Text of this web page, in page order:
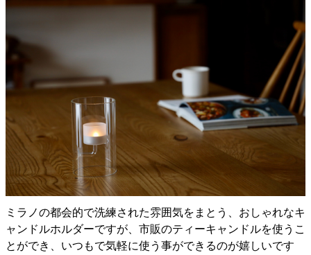
ミラノの都会的で洗練された雰囲気をまとう、おしゃれなキ
ャンドルホルダーですが、市販のティーキャンドルを使うこ
とができ、いつもで気軽に使う事ができるのが嬉しいです